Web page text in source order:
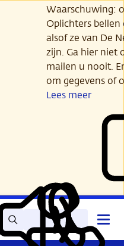
Waarschuwing:
Oplichters
alsof ze van De
zijn. Ga hier niet
mailen u nooit.
om gegevens of
Lees meer
Zoek Lees
voor
Mijn
DNB
Contact